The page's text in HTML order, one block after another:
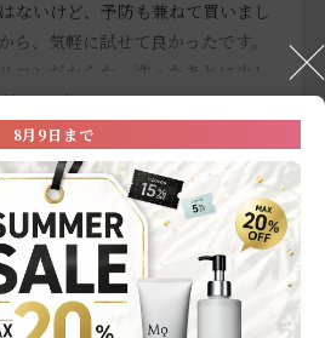
ないけど、予防も兼ねて買いまし
ら、気軽に試せて良かったです。
コンだからか、洗ったあとに少し
、肌に優しい感覚があって、お風
て清涼感があります。
）の香りが強めなので、もっとフ
しいです。もしくは香りのバリエ
続きを読む
参考になった Like!
の嬉しいお声を選び、掲載しています。（一部、編集も含む）
8月9日まで